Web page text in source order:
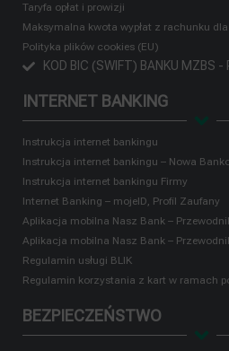
Taryfa opłat i prowizji
Maksymalna kwota wypłat z rachunku
Polityka plików cookies (EU)
KOD BIC (SWIFT) BANKU MZBS -
INTERNET BANKING
Instrukcja internet bankingu
Instrukcja internet bankingu – Nowa
Instrukcja internet bankingu Firmy
Internet Banking – mojeID, Profil Zaufany
Aplikacja mobilna Nasz Bank –
Aplikacja mobilna Nasz Bank –
Regulamin usługi BLIK
Regulamin korzystania z kart w ramach
BEZPIECZEŃSTWO